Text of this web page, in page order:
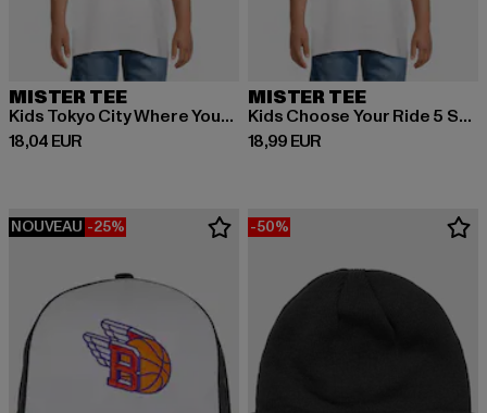
MISTER TEE
Kids Tokyo City Where Your Future Begins Tee
18,04 EUR
Prix courant: 18,04 EUR
MISTER TEE
Kids Choose Your Ride 5 Stars Tee
18,99 EUR
Prix courant: 18,99 EUR
NOUVEAU -25% -50%